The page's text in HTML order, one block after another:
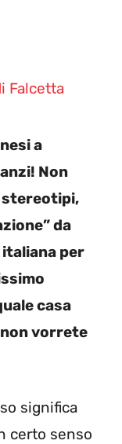
Falcetta
a
Non
da
per
casa
vorrete
significa
certo senso